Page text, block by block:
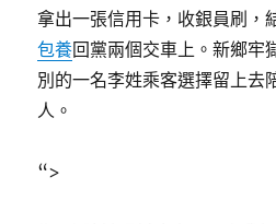
拿出一張信用卡，收銀員刷，
包養回黨兩個交車上。新鄉牢
別的一名李姓乘客選擇留上去
人。
“>